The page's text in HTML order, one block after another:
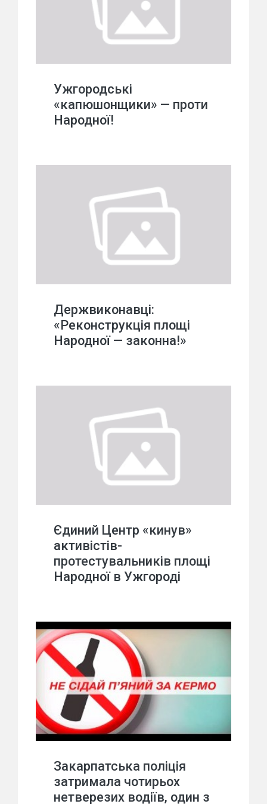
Ужгородські
«капюшонщики» — проти
Народної!
Держвиконавці:
«Реконструкція площі
Народної — законна!»
Єдиний Центр «кинув»
активістів-
протестувальників площі
Народної в Ужгороді
Закарпатська поліція
затримала чотирьох
нетверезих водіїв, один з